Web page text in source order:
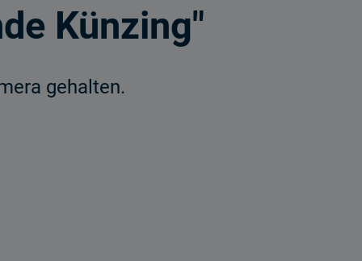
Künzing"
gehalten.